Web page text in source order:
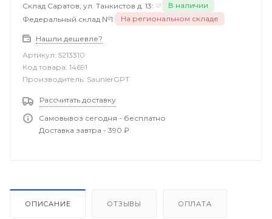
Склад Саратов, ул. Танкистов д. 13:
В наличии
Федеральный склад №1:
На региональном складе
Нашли дешевле?
Артикул: 5213310
Код товара: 14691
Производитель: SaunierGPT
Рассчитать доставку
Самовывоз сегодня - бесплатно
Доставка завтра - 390 ₽
ОПИСАНИЕ ОТЗЫВЫ ОПЛАТА